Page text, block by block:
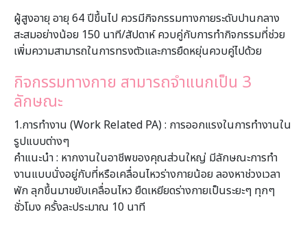
ผู้สูงอายุ อายุ 64 ปีขึ้นไป ควรมีกิจกรรมทางกายระดับปานกลาง
สะสมอย่างน้อย 150 นาที/สัปดาห์ ควบคู่กับการทำกิจกรรมที่ช่วย
เพิ่มความสามารถในการทรงตัวและการยืดหยุ่นควบคู่ไปด้วย
กิจกรรมทางกาย สามารถจำแนกเป็น 3
ลักษณะ
1.การทำงาน (Work Related PA) : การออกแรงในการทำงานใน
รูปแบบต่างๆ
คำแนะนำ : หากงานในอาชีพของคุณส่วนใหญ่ มีลักษณะการทํา
งานแบบนั่งอยู่กับที่หรือเคลื่อนไหวร่างกายน้อย ลองหาช่วงเวลา
พัก ลุกขึ้นมาขยับเคลื่อนไหว ยืดเหยียดร่างกายเป็นระยะๆ ทุกๆ
ชั่วโมง ครั้งละประมาณ 10 นาที